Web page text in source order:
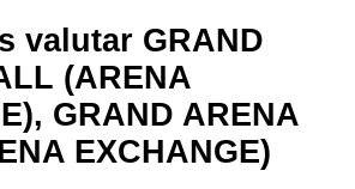
valutar GRAND
(ARENA
GRAND ARENA
EXCHANGE)